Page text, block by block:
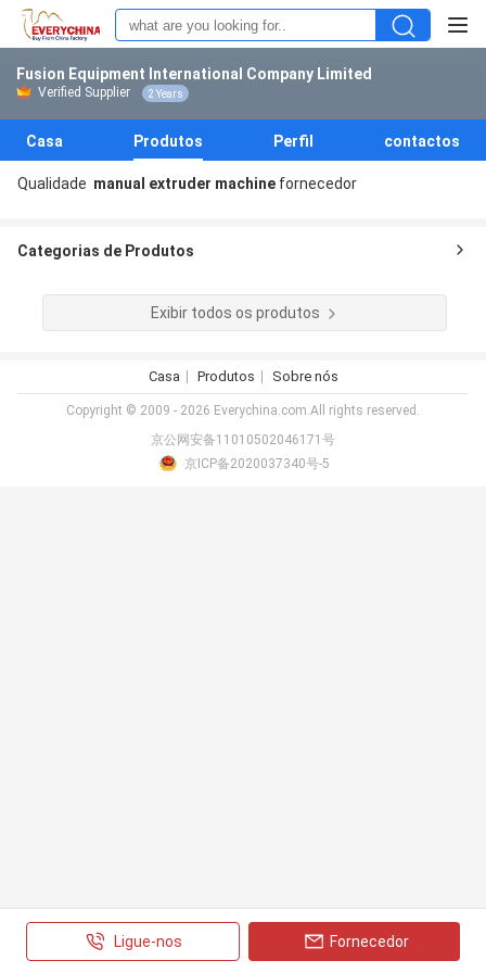
Fusion Equipment International Company Limited
Verified Supplier 2 Years
Casa Produtos Perfil contactos
Qualidade manual extruder machine fornecedor
Categorias de Produtos
Exibir todos os produtos
Ligue-nos Fornecedor
Casa Produtos Sobre nós
Copyright © 2009 - 2026 Everychina.com.All rights reserved.
京公网安备11010502046171号
京ICP备2020037340号-5